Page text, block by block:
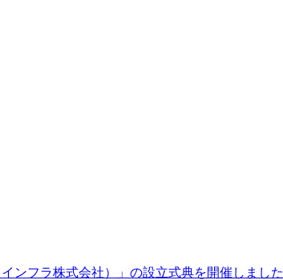
ンフラ株式会社）」の設立式典を開催しました